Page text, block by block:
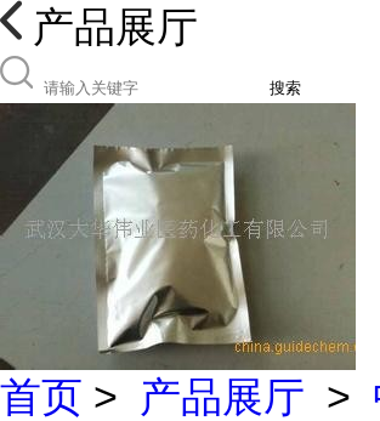
产品展厅
搜索
首页 > 产品展厅 >